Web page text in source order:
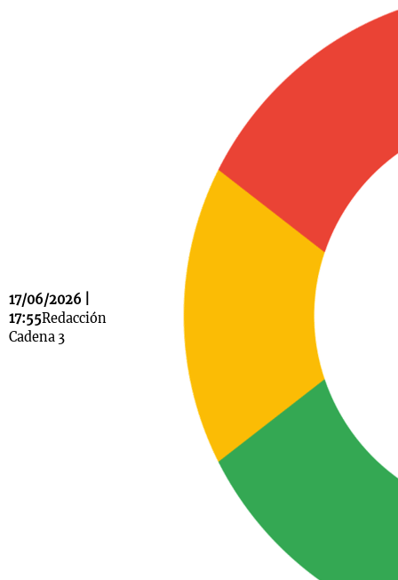
17/06/2026 |
17:55Redacción
Cadena 3